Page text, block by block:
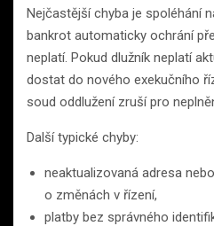
Nejčastější chyba je spoléhání
bankrot automaticky ochrání
neplatí. Pokud dlužník neplatí
dostat do nového exekučního
soud oddlužení zruší pro
Další typické chyby:
neaktualizovaná adresa
o změnách v řízení,
platby bez správného